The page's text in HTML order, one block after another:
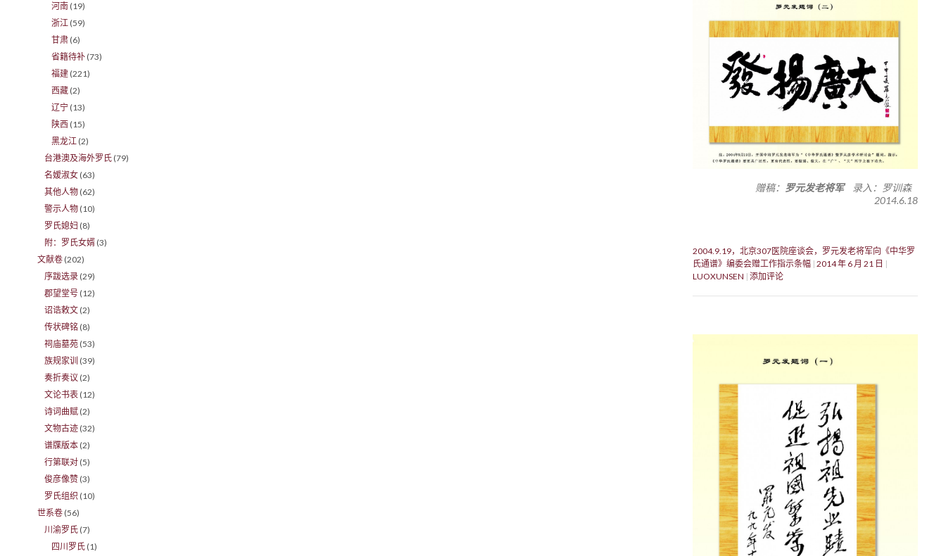
赠稿： 罗元发老将军录入：罗训森
2014.6.18
2004.9.19，北京307医院座谈会，罗元发老将军向《中华罗
氏通谱》编委会赠工作指示条幅 2014 年 6 月 21 日
LUOXUNSEN 添加评论
河南 (19)
浙江 (59)
甘肃 (6)
省籍待补 (73)
福建 (221)
西藏 (2)
辽宁 (13)
陕西 (15)
黑龙江 (2)
台港澳及海外罗氏 (79)
名嫒淑女 (63)
其他人物 (62)
警示人物 (10)
罗氏媳妇 (8)
附：罗氏女婿 (3)
文献卷 (202)
序跋选录 (29)
郡望堂号 (12)
诏诰敕文 (2)
传状碑铭 (8)
祠庙墓苑 (53)
族规家训 (39)
奏折奏议 (2)
文论书表 (12)
诗词曲赋 (2)
文物古迹 (32)
谱牒版本 (2)
行第联对 (5)
俊彦像赞 (3)
罗氏组织 (10)
世系卷 (56)
川渝罗氏 (7)
四川罗氏 (1)